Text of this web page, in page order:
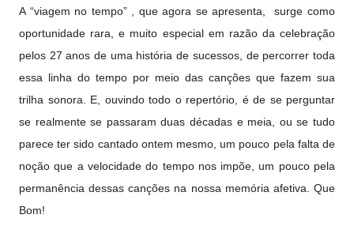
A “viagem no tempo” , que agora se apresenta, surge como
oportunidade rara, e muito especial em razão da celebração
pelos 27 anos de uma história de sucessos, de percorrer toda
essa linha do tempo por meio das canções que fazem sua
trilha sonora. E, ouvindo todo o repertório, é de se perguntar
se realmente se passaram duas décadas e meia, ou se tudo
parece ter sido cantado ontem mesmo, um pouco pela falta de
noção que a velocidade do tempo nos impõe, um pouco pela
permanência dessas canções na nossa memória afetiva. Que
Bom!